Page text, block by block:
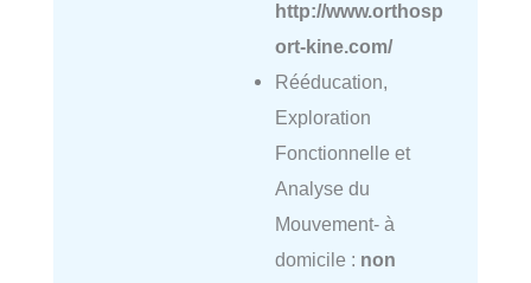
http://www.orthosp
ort-kine.com/
Rééducation,
Exploration
Fonctionnelle et
Analyse du
Mouvement- à
domicile : non